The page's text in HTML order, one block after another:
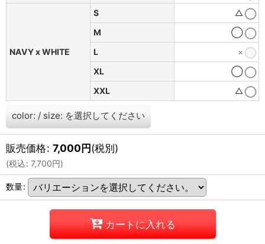
NAVY x WHITE
S
△
M
◯
L
×
XL
◯
XXL
△
color: / size: を選択してください
販売価格: 7,000円(税別)
(税込: 7,700円)
数量:
カートに入れる